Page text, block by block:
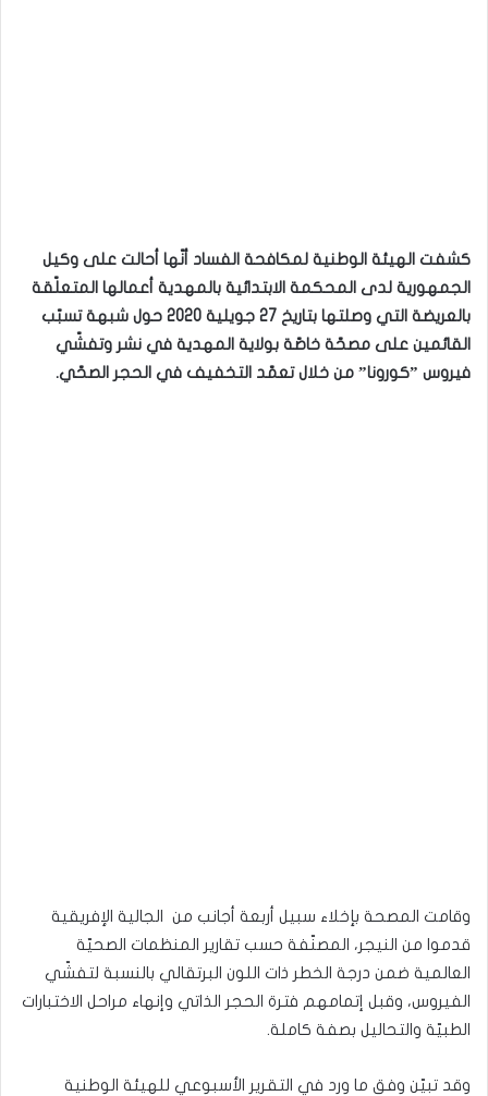
كشفت الهيئة الوطنية لمكافحة الفساد أنّها أحالت على وكيل
الجمهورية لدى المحكمة الابتدائية بالمهدية أعمالها المتعلّقة
بالعريضة التي وصلتها بتاريخ 27 جويلية 2020 حول شبهة تسبّب
القائمين على مصحّة خاصّة بولاية المهدية في نشر وتفشّي
فيروس ”كورونا” من خلال تعمّد التخفيف في الحجر الصحّي.
وقامت المصحة بإخلاء سبيل أربعة أجانب من الجالية الإفريقية
قدموا من النيجر، المصنّفة حسب تقارير المنظمات الصحيّة
العالمية ضمن درجة الخطر ذات اللون البرتقالي بالنسبة لتفشّي
الفيروس، وقبل إتمامهم فترة الحجر الذاتي وإنهاء مراحل الاختبارات
الطبيّة والتحاليل بصفة كاملة.
وقد تبيّن وفق ما ورد في التقرير الأسبوعي للهيئة الوطنية